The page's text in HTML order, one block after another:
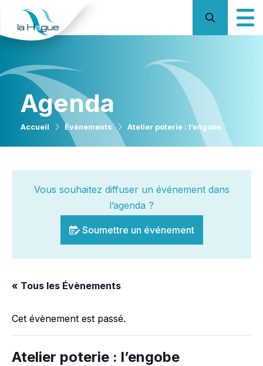
Agenda
Accueil Évènements Atelier poterie : l’engobe
Vous souhaitez diffuser un événement dans
l’agenda ?
Soumettre un événement
« Tous les Évènements
Cet évènement est passé.
Atelier poterie : l’engobe